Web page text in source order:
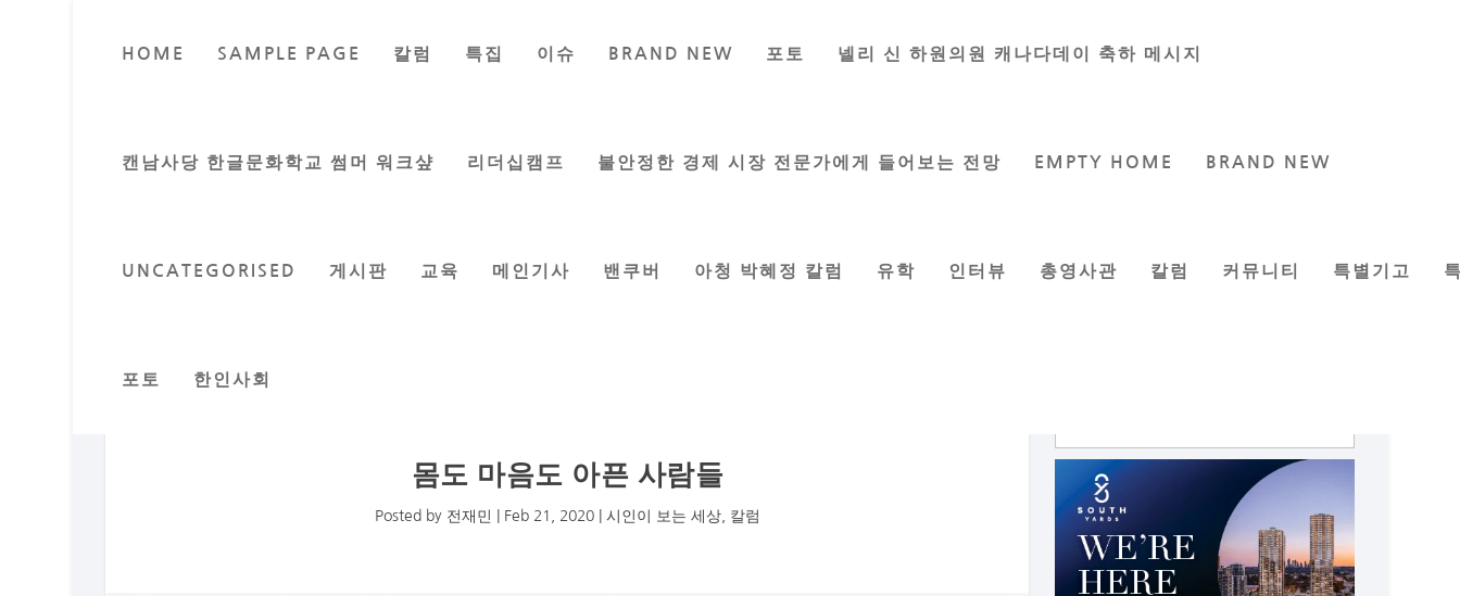
HOME SAMPLE PAGE 칼럼 특집 이슈 BRAND NEW 포토 넬리 신 하원의원 캐나다데이 축하 메시지
캔남사당 한글문화학교 썸머 워크샾 리더십캠프 불안정한 경제 시장 전문가에게 들어보는 전망 EMPTY HOME BRAND NEW
UNCATEGORISED 게시판 교육 메인기사 밴쿠버 아청 박혜정 칼럼 유학 인터뷰 총영사관 칼럼 커뮤니티 특별기고
포토 한인사회
몸도 마음도 아픈 사람들
Posted by 전재민 Feb 21, 2020| 시인이 보는 세상, 칼럼